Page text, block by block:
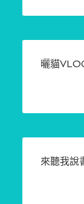
曬貓
來聽我說